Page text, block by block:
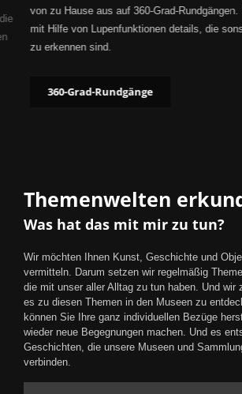
von zu Hause aus auf 360-Grad-
mit Hilfe von Lupenfunktionen details, die
zu erkennen sind.
360-Grad-Rundgänge
Themenwelten
Was hat das mit mir zu tun?
Wir möchten Ihnen Kunst, Geschichte und
vermitteln. Darum setzen wir regelmäßig
die mit unser aller Alltag zu tun haben. Und wir
es zu diesen Themen in den Museen zu
können Sie Ihre ganz individuellen Bezüge
wieder neue Begegnungen machen. Und es
Geschichten, die unsere Museen und
verbinden.